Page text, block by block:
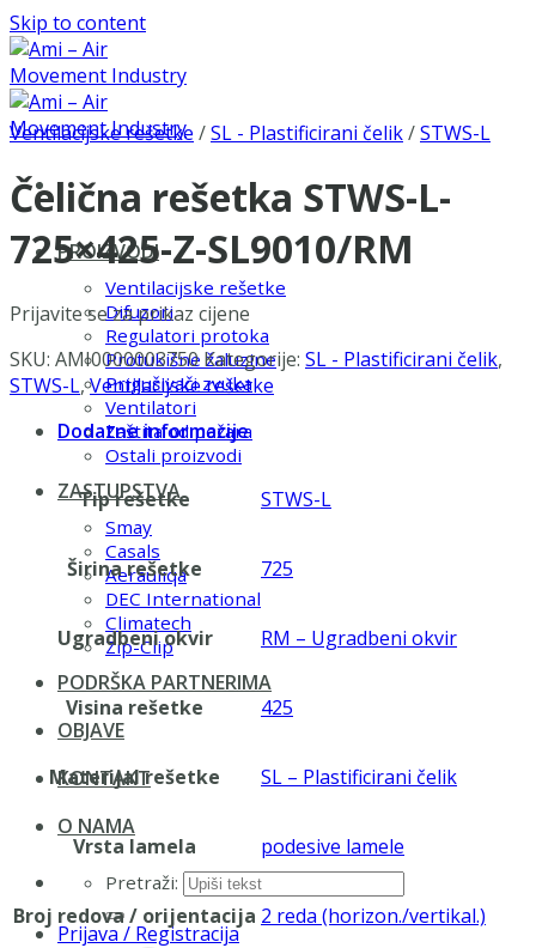
Skip to content
PROIZVODI
Ventilacijske rešetke
Difuzori
Regulatori protoka
Protukišne žaluzine
Prigušivači zvuka
Ventilatori
Zaštita od požara
Ostali proizvodi
ZASTUPSTVA
Smay
Casals
Aerauliqa
DEC International
Climatech
Zip-Clip
PODRŠKA PARTNERIMA
OBJAVE
KONTAKT
O NAMA
Pretraži:
Prijava / Registracija
Ventilacijske rešetke /SL - Plastificirani čelik/STWS-L
Čelična rešetka STWS-L-
725×425-Z-SL9010/RM
Prijavite se za prikaz cijene
SKU: AMI0000003750 Kategorije: SL - Plastificirani čelik,
STWS-L,Ventilacijske rešetke
Dodatne informacije
Tip rešetke STWS-L
Širina rešetke 725
Ugradbeni okvir RM – Ugradbeni okvir
Visina rešetke 425
Materijal rešetke SL – Plastificirani čelik
Vrsta lamela podesive lamele
Broj redova / orijentacija 2 reda (horizon./vertikal.)